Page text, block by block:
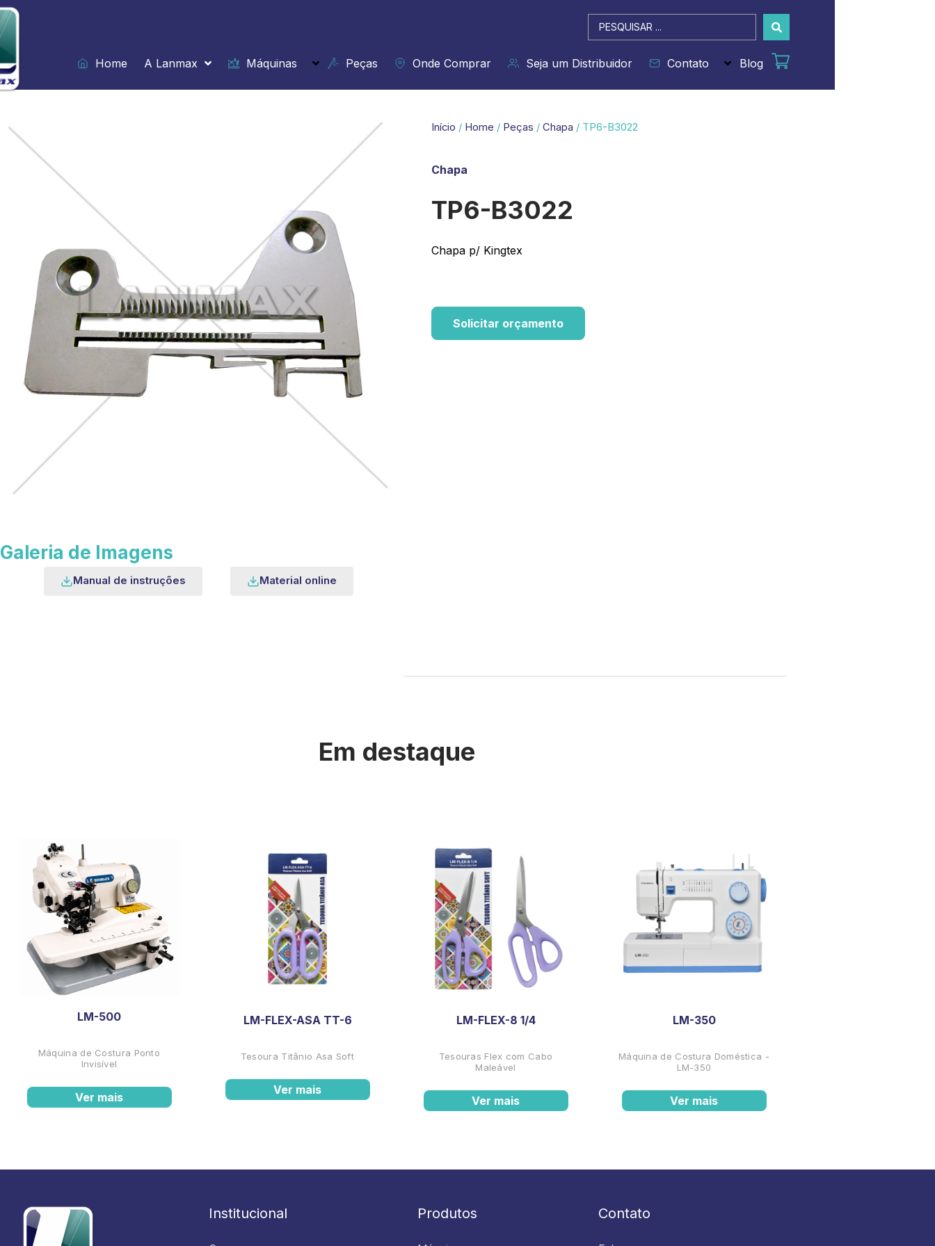
Ir
para
o
conteúdo
Pesquisar
...
Home
A Lanmax Máquinas Peças Onde Comprar Seja um Distribuidor Contato Blog
Galeria de Imagens
Manual de instruções Material online
Início / Home / Peças / Chapa / TP6-B3022
Chapa
TP6-B3022
Chapa p/ Kingtex
Solicitar orçamento
Em destaque
LM-500
Máquina de Costura Ponto
Invisível
Ver mais
LM-FLEX-ASA TT-6
Tesoura Titânio Asa Soft
Ver mais
LM-FLEX-8 1/4
Tesouras Flex com Cabo
Maleável
Ver mais
LM-350
Máquina de Costura Doméstica -
LM-350
Ver mais
Institucional Produtos Contato